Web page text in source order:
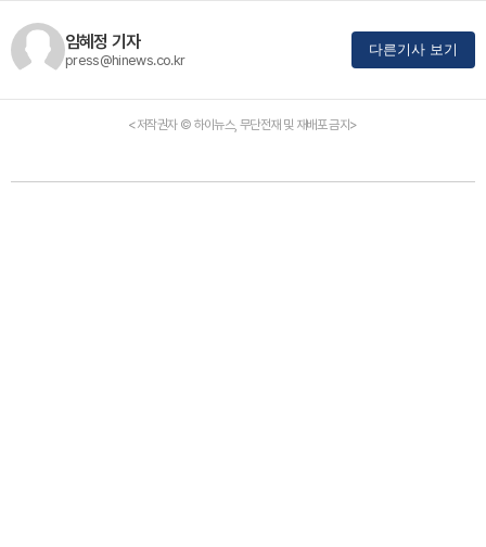
임혜정 기자
press@hinews.co.kr
다른기사 보기
<저작권자 © 하이뉴스, 무단전재 및 재배포 금지>